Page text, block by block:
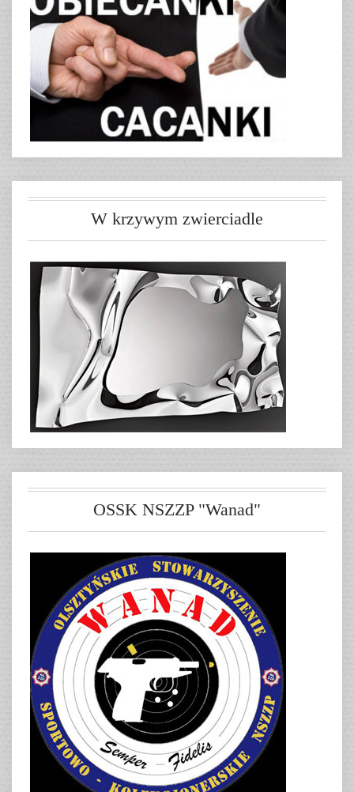
W krzywym zwierciadle
OSSK NSZZP "Wanad"